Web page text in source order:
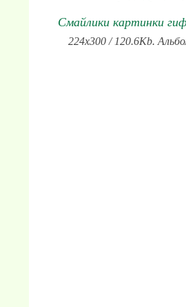
Смайлики картинки
224x300 / 120.6Kb.